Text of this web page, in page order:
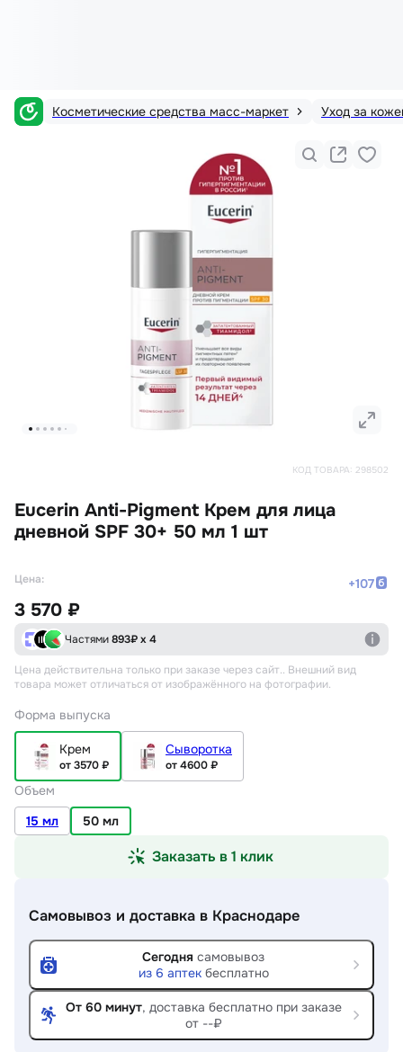
Косметические средства масс-маркет Уход за
КОД ТОВАРА: 298502
Eucerin Anti-Pigment Крем для лица
дневной SPF 30+ 50 мл 1 шт
Цена: +107
3 570 ₽
Частями893₽ х 4
Цена действительна только при заказе через сайт.. Внешний вид
товара может отличаться от изображённого на фотографии.
Форма выпуска
Крем
от 3570 ₽
Сыворотка
от 4600 ₽
Объем
15 мл
50 мл
Заказать в 1 клик
Самовывоз и доставка в Краснодаре
Сегодня самовывоз
из 6 аптекбесплатно
От 60 минут, доставка бесплатно при заказе
от --₽